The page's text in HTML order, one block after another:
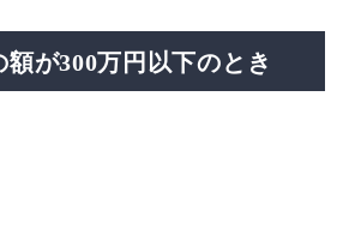
が300万円以下のとき